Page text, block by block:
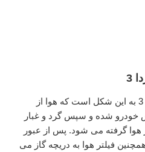
طراحی سیستم هواکش مزدا 3 به این شکل است که هوا از
خودرو شده و سپس گرد و غبار
هوا گرفته می شود. پس از عبور
فیلتر هوا به دریچه گاز می